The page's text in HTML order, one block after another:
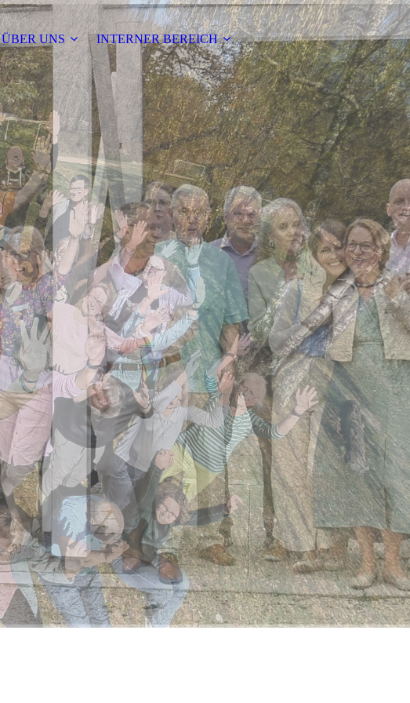
ÜBER UNS INTERNER BEREICH